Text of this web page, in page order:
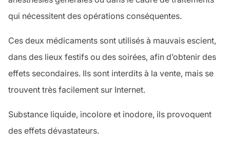
qui nécessitent des opérations conséquentes.
Ces deux médicaments sont utilisés à mauvais escient,
dans des lieux festifs ou des soirées, afin d’obtenir des
effets secondaires. Ils sont interdits à la vente, mais se
trouvent très facilement sur Internet.
Substance liquide, incolore et inodore, ils provoquent
des effets dévastateurs.